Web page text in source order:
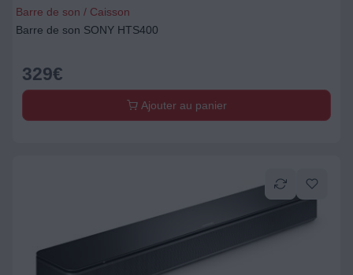
Barre de son / Caisson
Barre de son SONY HTS400
329€
Ajouter au panier